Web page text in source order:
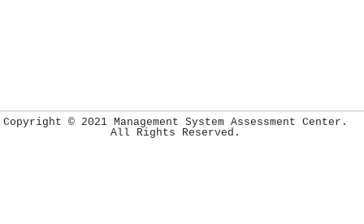
Copyright © 2021 Management System Assessment Center.
All Rights Reserved.